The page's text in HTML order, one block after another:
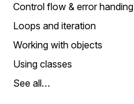
Control flow & error handing
Loops and iteration
Working with objects
Using classes
See all…